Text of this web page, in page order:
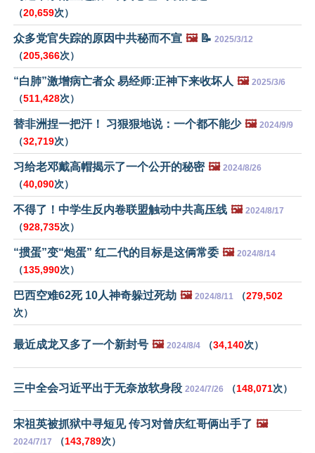
（20,659次）
众多党官失踪的原因中共秘而不宣 🖼️📝 2025/3/12
（205,366次）
“白肺”激增病亡者众 易经师:正神下来收坏人 🖼️ 2025/3/6
（511,428次）
替非洲捏一把汗！ 习狠狠地说：一个都不能少 🖼️ 2024/9/9
（32,719次）
习给老邓戴高帽揭示了一个公开的秘密 🖼️ 2024/8/26
（40,090次）
不得了！中学生反内卷联盟触动中共高压线 🖼️ 2024/8/17
（928,735次）
“掼蛋”变“炮蛋” 红二代的目标是这俩常委 🖼️ 2024/8/14
（135,990次）
巴西空难62死 10人神奇躲过死劫 🖼️ 2024/8/11 （279,502
次）
最近成龙又多了一个新封号 🖼️ 2024/8/4 （34,140次）
三中全会习近平出于无奈放软身段 2024/7/26 （148,071次）
宋祖英被抓狱中寻短见 传习对曾庆红哥俩出手了 🖼️
2024/7/17 （143,789次）